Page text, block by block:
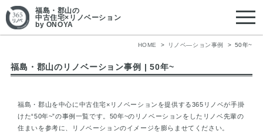
福島・郡山の
中古住宅×リノベーション
by ONOYA
HOME リノベ―ション事例 50年~
福島・郡山のリノベーション事例 | 50年~
福島・郡山を中心に中古住宅×リノベーションを提供する365リノベが手掛
けた“50年~”の事例一覧です。50年~のリノベーションをしたリノベ先輩の
住まいを参考に、リノベーションのイメージを膨らませてください。